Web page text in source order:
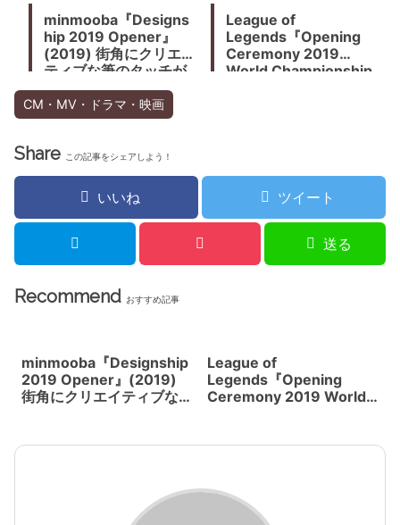
minmooba『Designs
hip 2019 Opener』
(2019) 街角にクリエイ
ティブな筆のタッチが
走り回る
League of
Legends『Opening
Ceremony 2019
World Championship
CM・MV・ドラマ・映画
Share この記事をシェアしよう！
いいね ツイート
送る
Recommend おすすめ記事
minmooba『Designship
2019 Opener』(2019)
街角にクリエイティブな
League of
Legends『Opening
Ceremony 2019 World
ックハーフスクリーンに